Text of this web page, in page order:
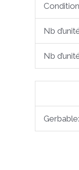
Nb
Nb
Gerbable: